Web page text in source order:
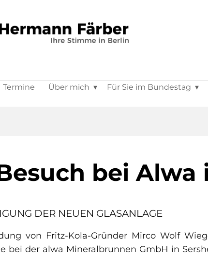
Termine Über mich Für Sie im Bundestag
bei Alwa
DER NEUEN GLASANLAGE
von Fritz-Kola-Gründer Mirco Wolf
bei der alwa Mineralbrunnen GmbH in